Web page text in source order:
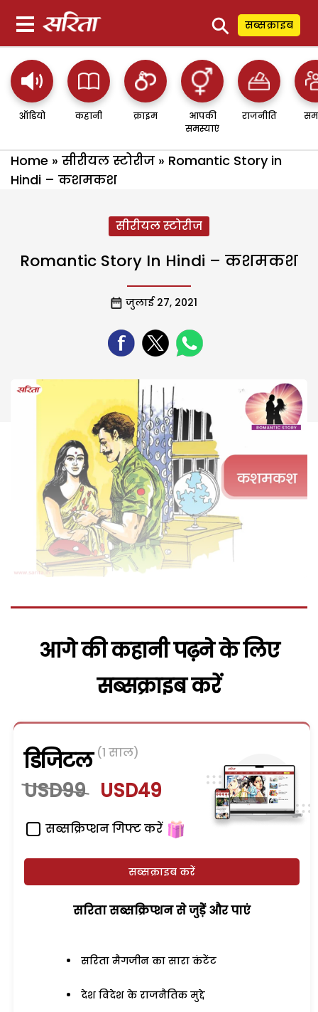
⚲ सब्सक्राइब
ऑडियो कहानी क्राइम
आपकी
समस्याएं
राजनीति
Home » सीरीयल स्टोरीज » Romantic Story in
Hindi – कशमकश
सीरीयल स्टोरीज
Romantic Story In Hindi – कशमकश
जुलाई 27, 2021
आगे की कहानी पढ़ने के लिए
सब्सक्राइब करें
डिजिटल (1 साल)
USD99 USD49
सब्सक्रिप्शन गिफ्ट करें
सब्सक्राइब करें
सरिता सब्सक्रिप्शन से जुड़ेें और पाएं
सरिता मैगजीन का सारा कंटेंट
देश विदेश के राजनैतिक मुद्दे